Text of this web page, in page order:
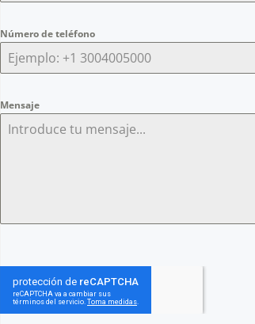
Número de teléfono
Mensaje